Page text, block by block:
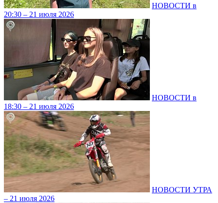
НОВОСТИ в
20:30 – 21 июля 2026
НОВОСТИ в
18:30 – 21 июля 2026
НОВОСТИ УТРА
– 21 июля 2026